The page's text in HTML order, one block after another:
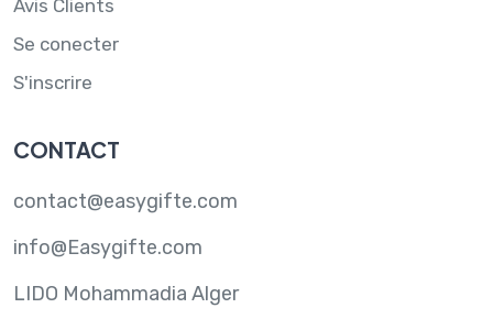
Avis Clients
Se conecter
S'inscrire
CONTACT
contact@easygifte.com
info@Easygifte.com
LIDO Mohammadia Alger